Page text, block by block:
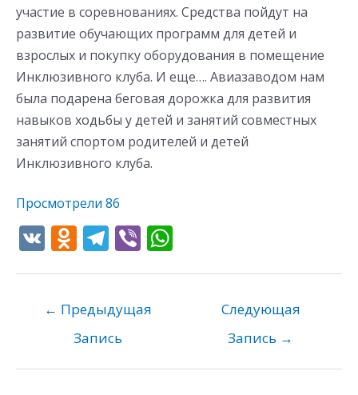
участие в соревнованиях. Средства пойдут на
развитие обучающих программ для детей и
взрослых и покупку оборудования в помещение
Инклюзивного клуба. И еще…. Авиазаводом нам
была подарена беговая дорожка для развития
навыков ходьбы у детей и занятий совместных
занятий спортом родителей и детей
Инклюзивного клуба.
Просмотрели 86
V O
o
kl
as
T
gr
a
m
Vi
p
← Предыдущая
Запись
Следующая
Запись →